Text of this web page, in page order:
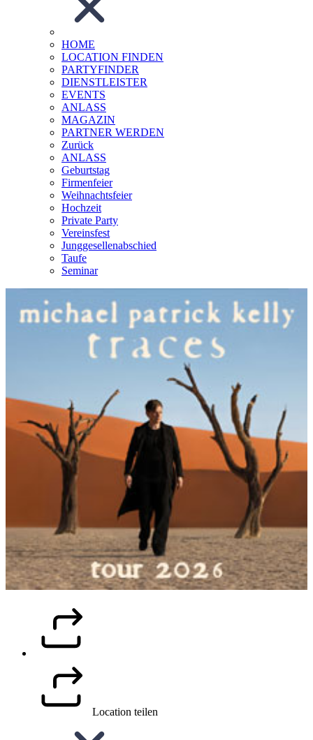
HOME
LOCATION FINDEN
PARTYFINDER
DIENSTLEISTER
EVENTS
ANLASS
MAGAZIN
PARTNER WERDEN
Zurück
ANLASS
Geburtstag
Firmenfeier
Weihnachtsfeier
Hochzeit
Private Party
Vereinsfest
Junggesellenabschied
Taufe
Seminar
Location teilen